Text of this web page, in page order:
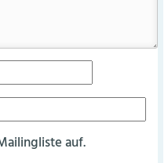
auf.